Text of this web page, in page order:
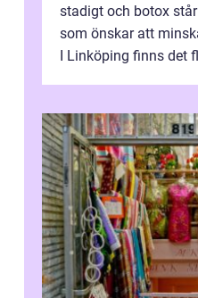
stadigt och botox
som önskar att
I Linköping finns det